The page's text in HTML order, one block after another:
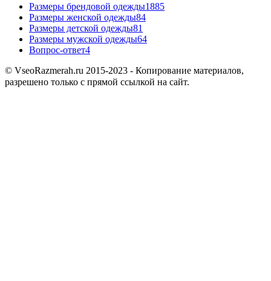
Размеры брендовой одежды1885
Размеры женской одежды84
Размеры детской одежды81
Размеры мужской одежды64
Вопрос-ответ4
© VseoRazmerah.ru 2015-2023 - Копирование материалов,
разрешено только с прямой ссылкой на сайт.